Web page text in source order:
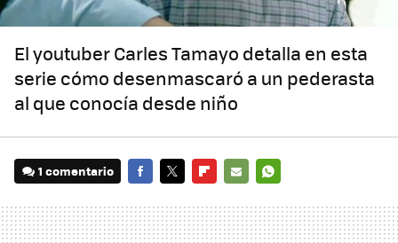
El youtuber Carles Tamayo detalla en esta
serie cómo desenmascaró a un pederasta
al que conocía desde niño
1 comentario
MAIL